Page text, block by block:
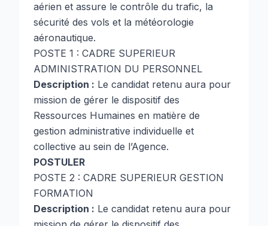
aérien et assure le contrôle du trafic, la
sécurité des vols et la météorologie
aéronautique.
POSTE 1 : CADRE SUPERIEUR
ADMINISTRATION DU PERSONNEL
Description : Le candidat retenu aura pour
mission de gérer le dispositif des
Ressources Humaines en matière de
gestion administrative individuelle et
collective au sein de l’Agence.
POSTULER
POSTE 2 : CADRE SUPERIEUR GESTION
FORMATION
Description : Le candidat retenu aura pour